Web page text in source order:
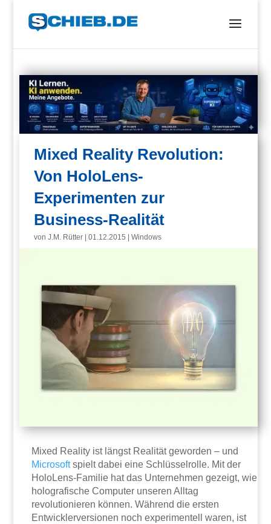
Mixed Reality Revolution:
Von HoloLens-
Experimenten zur
Business-Realität
vonJ.M. Rütter |01.12.2015 |Windows
Mixed Reality ist längst Realität geworden – und
Microsoftspielt dabei eine Schlüsselrolle. Mit der
HoloLens-Familie hat das Unternehmen gezeigt, wie
holografische Computer unseren Alltag
revolutionieren können. Während die ersten
Entwicklerversionen noch experimentell waren, ist